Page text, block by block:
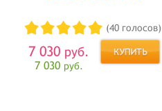
(40 голосов)
7 030 руб.
7 030 руб.